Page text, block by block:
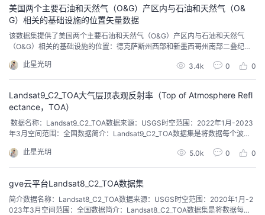
美国两个主要石油和天然气（O&G）产区内与石油和天然气（O&
G）相关的基础设施的位置矢量数据
​该数据集提供了美国两个主要石油和天然气（O&G）产区内与石油和天然气
（O&G）相关的基础设施的位置：德克萨斯州西部和新墨西哥州南部二叠纪盆
和天然气基础设施绘图 (OGIM) 数据库是由环境保护基金 (EDF) 和 EDF 的全资
子公司 MethaneSAT LLC 共同开发的一个项目。开发诸如 O...
此星光明 3.4k 0 0
Landsat9_C2_TOA大气层顶表观反射率（Top of Atmosphere Refl
ectance，TOA）
​ 数据名称：Landsat9_C2_TOA数据来源：USGS时空范围：2022年1月-2023
年3月空间范围：全国数据简介：Landsat9_C2_TOA数据集是将数据每个波段
感器量测的反射率，包括了云层、气溶胶和气体的贡献，可通过辐射亮度定标
参数、太阳辐照度、太阳高度角和成像时间等几个参数计算得到。为了便于在
此星光明 5.0k 0 0
gve云平台Landsat8_C2_TOA数据集
简介数据名称：Landsat8_C2_TOA数据来源：USGS时空范围：2020年1月-2
023年3月空间范围：全国数据简介：Landsat8_C2_TOA数据集是将数据每个